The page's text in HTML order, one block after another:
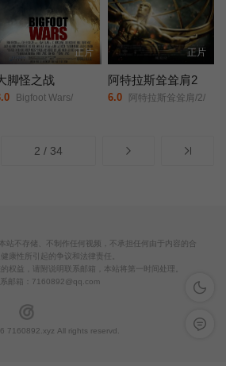
正片
脚怪之战
Bigfoot Wars/
正片
阿特拉斯耸耸肩2
6.0 阿特拉斯耸耸肩/2/
2 / 34
深色模
留言反
站不存储、不制作任何视频，不承担任何由于内容的合
康性所引起的争议和法律责任。
权益，请附说明联系邮箱，本站将第一时间处理。
系邮箱： 7160892@qq.com
7160892.xyz All rights reservd.